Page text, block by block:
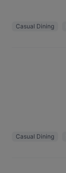
Casual Dining
Casual Dining